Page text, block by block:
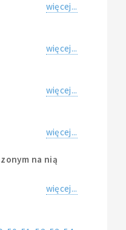
więcej...
więcej...
więcej...
więcej...
na nią
więcej...